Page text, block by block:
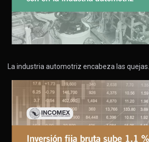
La industria automotriz encabeza las quejas…